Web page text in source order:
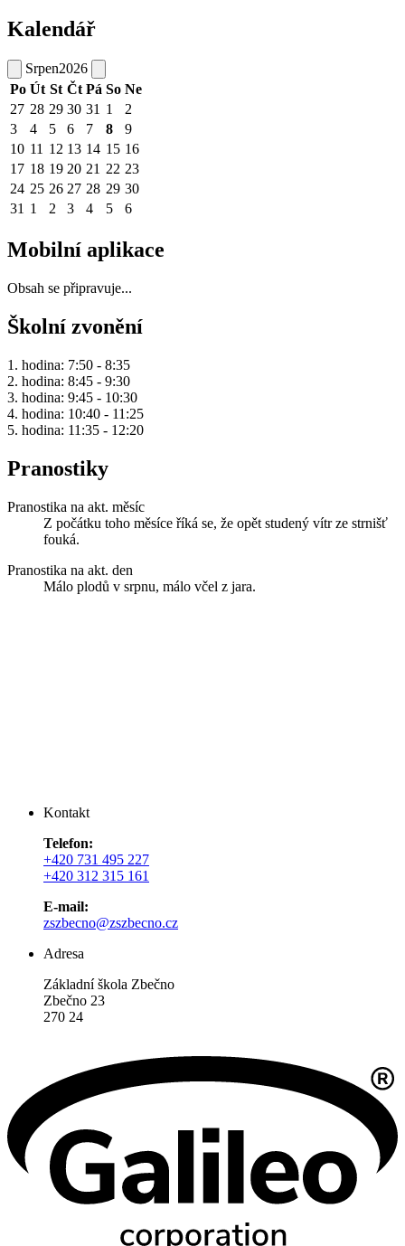
Kalendář
Srpen2026
Po Út St Čt Pá So Ne
27 28 29 30 31 1
2
3
4 5 6 7 8
9
10 11 12 13 14 15 16
17 18 19 20 21 22 23
24 25 26 27 28 29 30
31 1 2 3 4 5 6
Mobilní aplikace
Obsah se připravuje...
Školní zvonění
1. hodina: 7:50 - 8:35
2. hodina: 8:45 - 9:30
3. hodina: 9:45 - 10:30
4. hodina: 10:40 - 11:25
5. hodina: 11:35 - 12:20
Pranostiky
Pranostika na akt. měsíc
Z počátku toho měsíce říká se, že opět studený vítr ze strnišť
fouká.
Pranostika na akt. den
Málo plodů v srpnu, málo včel z jara.
Kontakt
Telefon:
+420 731 495 227
+420 312 315 161
E-mail:
zszbecno@zszbecno.cz
Adresa
Základní škola Zbečno
Zbečno 23
270 24